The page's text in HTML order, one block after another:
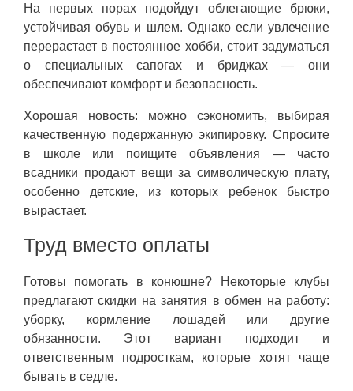
На первых порах подойдут облегающие брюки,
устойчивая обувь и шлем. Однако если увлечение
перерастает в постоянное хобби, стоит задуматься
о специальных сапогах и бриджах — они
обеспечивают комфорт и безопасность.
Хорошая новость: можно сэкономить, выбирая
качественную подержанную экипировку. Спросите
в школе или поищите объявления — часто
всадники продают вещи за символическую плату,
особенно детские, из которых ребенок быстро
вырастает.
Труд вместо оплаты
Готовы помогать в конюшне? Некоторые клубы
предлагают скидки на занятия в обмен на работу:
уборку, кормление лошадей или другие
обязанности. Этот вариант подходит и
ответственным подросткам, которые хотят чаще
бывать в седле.